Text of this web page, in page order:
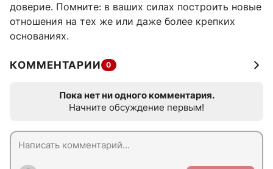
доверие. Помните: в ваших силах построить новые
отношения на тех же или даже более крепких
основаниях.
КОММЕНТАРИИ 0
Пока нет ни одного комментария.
Начните обсуждение первым!